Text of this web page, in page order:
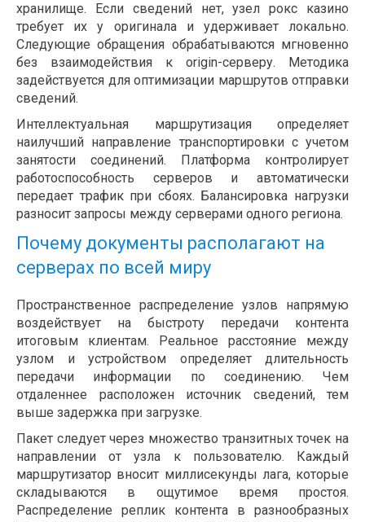
хранилище. Если сведений нет, узел рокс казино
требует их у оригинала и удерживает локально.
Следующие обращения обрабатываются мгновенно
без взаимодействия к origin-серверу. Методика
задействуется для оптимизации маршрутов отправки
сведений.
Интеллектуальная маршрутизация определяет
наилучший направление транспортировки с учетом
занятости соединений. Платформа контролирует
работоспособность серверов и автоматически
передает трафик при сбоях. Балансировка нагрузки
разносит запросы между серверами одного региона.
Почему документы располагают на
серверах по всей миру
Пространственное распределение узлов напрямую
воздействует на быстроту передачи контента
итоговым клиентам. Реальное расстояние между
узлом и устройством определяет длительность
передачи информации по соединению. Чем
отдаленнее расположен источник сведений, тем
выше задержка при загрузке.
Пакет следует через множество транзитных точек на
направлении от узла к пользователю. Каждый
маршрутизатор вносит миллисекунды лага, которые
складываются в ощутимое время простоя.
Распределение реплик контента в разнообразных